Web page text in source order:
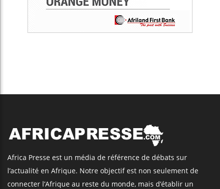
Africa Presse est un média de référence de débats sur
l’actualité en Afrique. Notre objectif est non seulement de
connecter l’Afrique au reste du monde, mais d’établir un